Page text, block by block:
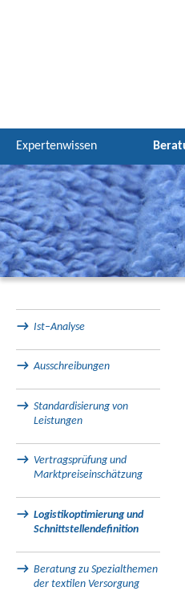
Expertenwissen
→ Ist–Analyse
→ Ausschreibungen
→ Standardisierung von
Leistungen
→ Vertragsprüfung und
Marktpreiseinschätzung
→ Logistikoptimierung und
Schnittstellendefinition
→ Beratung zu Spezialthemen
der textilen Versorgung